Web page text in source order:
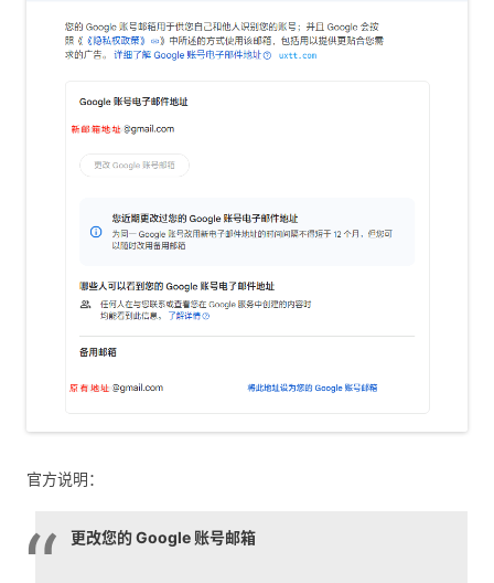
官方说明：
更改您的 Google 账号邮箱